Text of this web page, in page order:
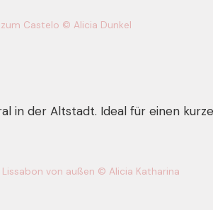
zum Castelo © Alicia Dunkel
in der Altstadt. Ideal für einen
von außen © Alicia Katharina